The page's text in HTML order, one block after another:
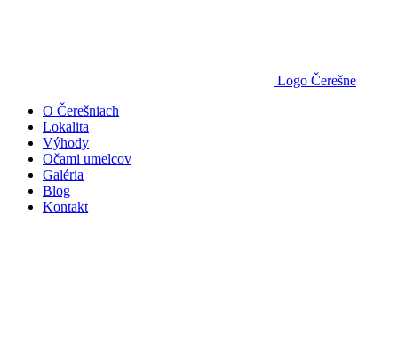
Logo Čerešne
O Čerešniach
Lokalita
Výhody
Očami umelcov
Galéria
Blog
Kontakt